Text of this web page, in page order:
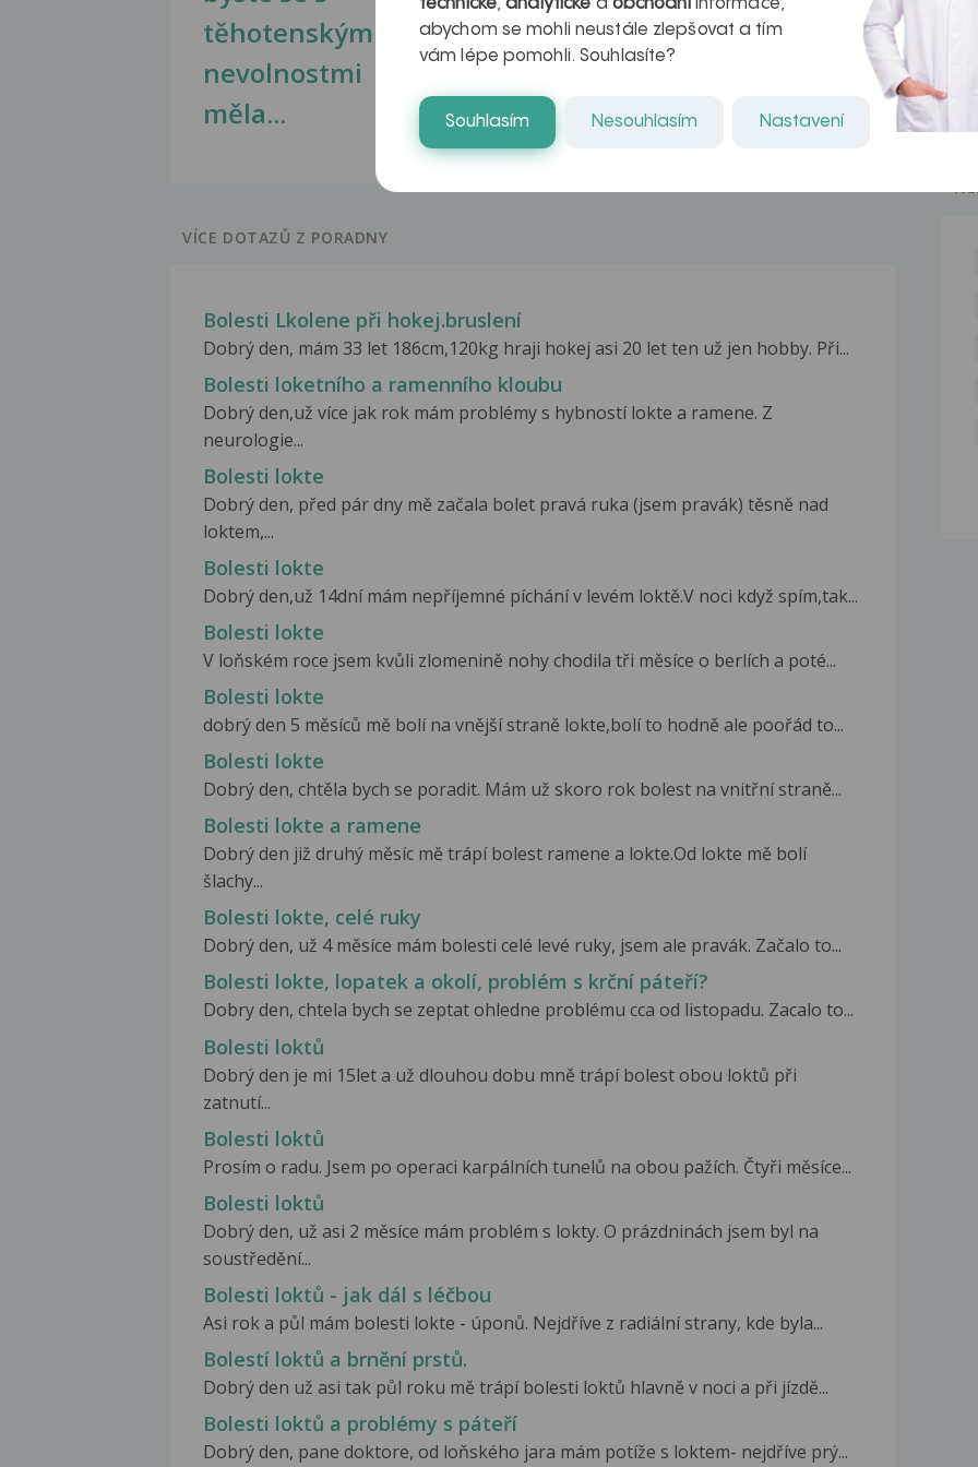
těhotenskými
nevolnostmi
měla...
obrazech
myastenie –
naděje pro ty,
kteří ji...
VÍCE DOTAZŮ Z PORADNY
Bolesti Lkolene při hokej.bruslení
Dobrý den, mám 33 let 186cm,120kg hraji hokej asi 20 let ten už jen hobby. Při...
Bolesti loketního a ramenního kloubu
Dobrý den,už více jak rok mám problémy s hybností lokte a ramene. Z
neurologie...
Bolesti lokte
Dobrý den, před pár dny mě začala bolet pravá ruka (jsem pravák) těsně nad
loktem,...
Bolesti lokte
Dobrý den,už 14dní mám nepříjemné píchání v levém loktě.V noci když spím,tak...
Bolesti lokte
V loňském roce jsem kvůli zlomenině nohy chodila tři měsíce o berlích a poté...
Bolesti lokte
dobrý den 5 měsíců mě bolí na vnější straně lokte,bolí to hodně ale poořád to...
Bolesti lokte
Dobrý den, chtěla bych se poradit. Mám už skoro rok bolest na vnitřní straně...
Bolesti lokte a ramene
Dobrý den již druhý měsíc mě trápí bolest ramene a lokte.Od lokte mě bolí
šlachy...
Bolesti lokte, celé ruky
Dobrý den, už 4 měsíce mám bolesti celé levé ruky, jsem ale pravák. Začalo to...
Bolesti lokte, lopatek a okolí, problém s krční páteří?
Dobry den, chtela bych se zeptat ohledne problému cca od listopadu. Zacalo to...
Bolesti loktů
Dobrý den je mi 15let a už dlouhou dobu mně trápí bolest obou loktů při
zatnutí...
Bolesti loktů
Prosím o radu. Jsem po operaci karpálních tunelů na obou pažích. Čtyři měsíce...
Bolesti loktů
Dobrý den, už asi 2 měsíce mám problém s lokty. O prázdninách jsem byl na
soustředění...
Bolesti loktů - jak dál s léčbou
Asi rok a půl mám bolesti lokte - úponů. Nejdříve z radiální strany, kde byla...
Bolestí loktů a brnění prstů.
Dobrý den už asi tak půl roku mě trápí bolesti loktů hlavně v noci a při jízdě...
Bolesti loktů a problémy s páteří
Dobrý den, pane doktore, od loňského jara mám potíže s loktem- nejdříve prý...
technické,analytické a obchodníinformace,
abychom se mohli neustále zlepšovat a tím
vám lépe pomohli. Souhlasíte?
Souhlasím Nesouhlasím Nastavení